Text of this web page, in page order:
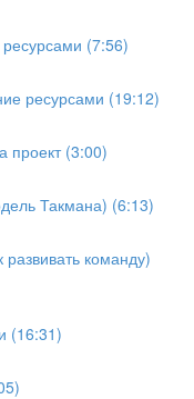
(7:56)
ресурсами (19:12)
проект (3:00)
Такмана) (6:13)
команду)
(16:31)